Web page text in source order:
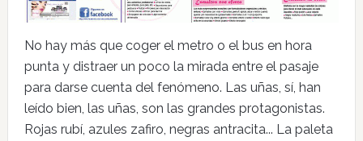
No hay más que coger el metro o el bus en hora
punta y distraer un poco la mirada entre el pasaje
para darse cuenta del fenómeno. Las uñas, sí, han
leído bien, las uñas, son las grandes protagonistas.
Rojas rubí, azules zafiro, negras antracita... La paleta